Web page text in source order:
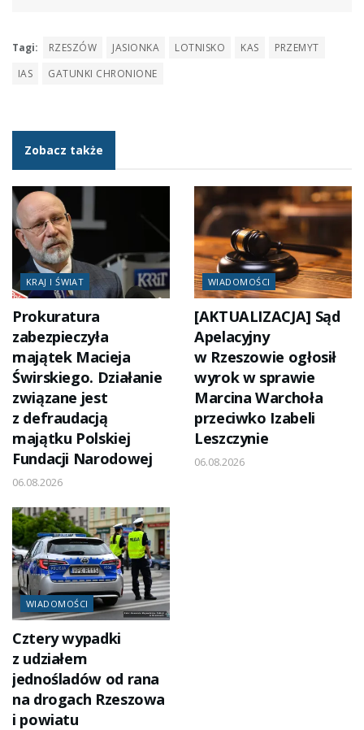
Tagi: RZESZÓW JASIONKA LOTNISKO KAS
PRZEMYT
IAS
GATUNKI CHRONIONE
Zobacz także
KRAJ I ŚWIAT
Prokuratura
zabezpieczyła
majątek Macieja
Świrskiego. Działanie
związane jest
z defraudacją
majątku Polskiej
Fundacji Narodowej
06.08.2026
WIADOMOŚCI
[AKTUALIZACJA] Sąd
Apelacyjny
w Rzeszowie ogłosił
wyrok w sprawie
Marcina Warchoła
przeciwko Izabeli
Leszczynie
06.08.2026
WIADOMOŚCI
Cztery wypadki
z udziałem
jednośladów od rana
na drogach Rzeszowa
i powiatu